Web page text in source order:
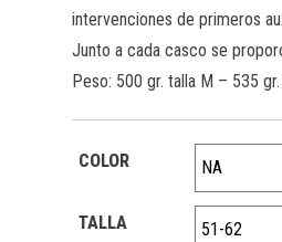
intervenciones de primeros
Junto a cada casco se
Peso: 500 gr. talla M – 535
COLOR
TALLA